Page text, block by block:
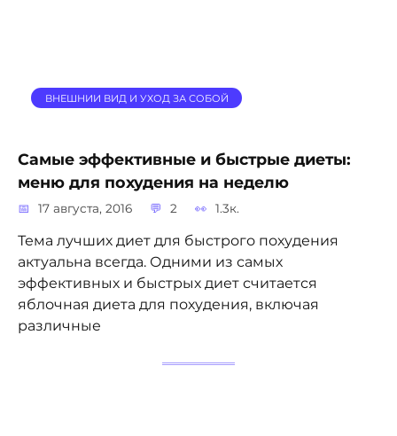
ВНЕШНИИ ВИД И УХОД ЗА СОБОЙ
Самые эффективные и быстрые диеты:
меню для похудения на неделю
17 августа, 2016 2 1.3к.
Тема лучших диет для быстрого похудения
актуальна всегда. Одними из самых
эффективных и быстрых диет считается
яблочная диета для похудения, включая
различные